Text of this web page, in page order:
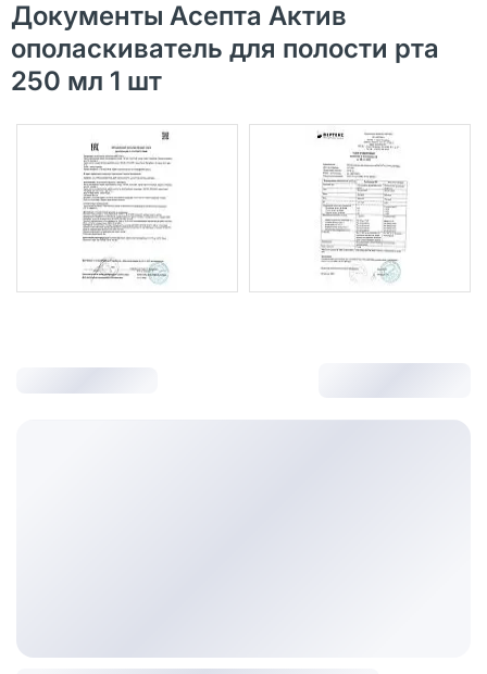
Документы Асепта Актив
ополаскиватель для полости рта
250 мл 1 шт